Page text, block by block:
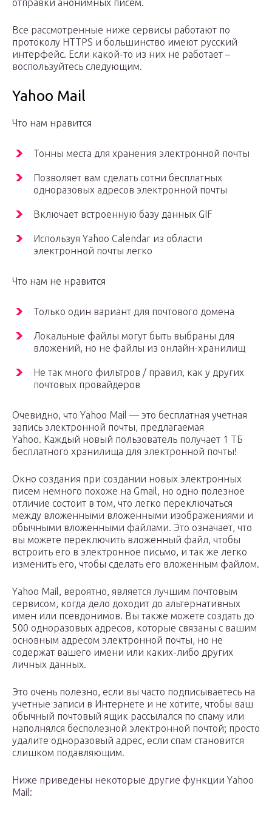
отправки анонимных писем.
Все рассмотренные ниже сервисы работают по
протоколу HTTPS и большинство имеют русский
интерфейс. Если какой-то из них не работает –
воспользуйтесь следующим.
Yahoo Mail
Что нам нравится
Тонны места для хранения электронной почты
Позволяет вам сделать сотни бесплатных
одноразовых адресов электронной почты
Включает встроенную базу данных GIF
Используя Yahoo Calendar из области
электронной почты легко
Что нам не нравится
Только один вариант для почтового домена
Локальные файлы могут быть выбраны для
вложений, но не файлы из онлайн-хранилищ
Не так много фильтров / правил, как у других
почтовых провайдеров
Очевидно, что Yahoo Mail — это бесплатная учетная
запись электронной почты, предлагаемая
Yahoo. Каждый новый пользователь получает 1 ТБ
бесплатного хранилища для электронной почты!
Окно создания при создании новых электронных
писем немного похоже на Gmail, но одно полезное
отличие состоит в том, что легко переключаться
между вложенными вложенными изображениями и
обычными вложенными файлами. Это означает, что
вы можете переключить вложенный файл, чтобы
встроить его в электронное письмо, и так же легко
изменить его, чтобы сделать его вложенным файлом.
Yahoo Mail, вероятно, является лучшим почтовым
сервисом, когда дело доходит до альтернативных
имен или псевдонимов. Вы также можете создать до
500 одноразовых адресов, которые связаны с вашим
основным адресом электронной почты, но не
содержат вашего имени или каких-либо других
личных данных.
Это очень полезно, если вы часто подписываетесь на
учетные записи в Интернете и не хотите, чтобы ваш
обычный почтовый ящик рассылался по спаму или
наполнялся бесполезной электронной почтой; просто
удалите одноразовый адрес, если спам становится
слишком подавляющим.
Ниже приведены некоторые другие функции Yahoo
Mail: